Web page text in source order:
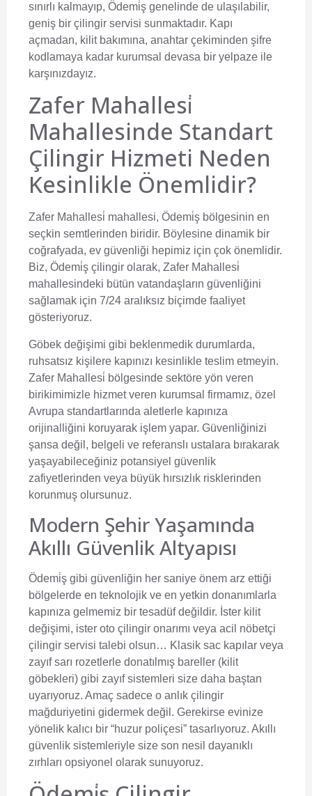
sınırlı kalmayıp, Ödemi̇ş genelinde de ulaşılabilir,
geniş bir çilingir servisi sunmaktadır. Kapı
açmadan, kilit bakımına, anahtar çekiminden şifre
kodlamaya kadar kurumsal devasa bir yelpaze ile
karşınızdayız.
Zafer Mahallesi̇
Mahallesinde Standart
Çilingir Hizmeti Neden
Kesinlikle Önemlidir?
Zafer Mahallesi̇ mahallesi, Ödemi̇ş bölgesinin en
seçkin semtlerinden biridir. Böylesine dinamik bir
coğrafyada, ev güvenliği hepimiz için çok önemlidir.
Biz, Ödemi̇ş çilingir olarak, Zafer Mahallesi̇
mahallesindeki bütün vatandaşların güvenliğini
sağlamak için 7/24 aralıksız biçimde faaliyet
gösteriyoruz.
Göbek değişimi gibi beklenmedik durumlarda,
ruhsatsız kişilere kapınızı kesinlikle teslim etmeyin.
Zafer Mahallesi̇ bölgesinde sektöre yön veren
birikimimizle hizmet veren kurumsal firmamız, özel
Avrupa standartlarında aletlerle kapınıza
orijinalliğini koruyarak işlem yapar. Güvenliğinizi
şansa değil, belgeli ve referanslı ustalara bırakarak
yaşayabileceğiniz potansiyel güvenlik
zafiyetlerinden veya büyük hırsızlık risklerinden
korunmuş olursunuz.
Modern Şehir Yaşamında
Akıllı Güvenlik Altyapısı
Ödemi̇ş gibi güvenliğin her saniye önem arz ettiği
bölgelerde en teknolojik ve en yetkin donanımlarla
kapınıza gelmemiz bir tesadüf değildir. İster kilit
değişimi, ister oto çilingir onarımı veya acil nöbetçi
çilingir servisi talebi olsun… Klasik sac kapılar veya
zayıf sarı rozetlerle donatılmış bareller (kilit
göbekleri) gibi zayıf sistemleri size daha baştan
uyarıyoruz. Amaç sadece o anlık çilingir
mağduriyetini gidermek değil. Gerekirse evinize
yönelik kalıcı bir “huzur poliçesi” tasarlıyoruz. Akıllı
güvenlik sistemleriyle size son nesil dayanıklı
zırhları opsiyonel olarak sunuyoruz.